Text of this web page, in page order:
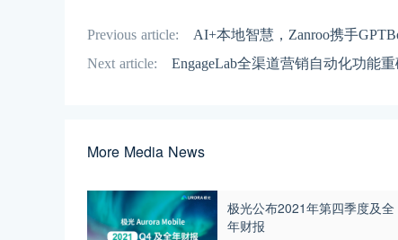
Previous article:
AI+本地智慧，Zanroo携手
Next article:
EngageLab全渠道营销自动化功能
More Media News
极光公布2021年第四季度及全
年财报